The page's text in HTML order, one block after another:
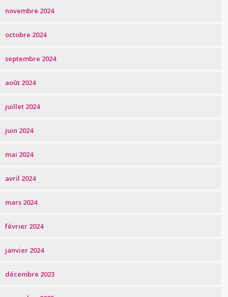
novembre 2024
octobre 2024
septembre 2024
août 2024
juillet 2024
juin 2024
mai 2024
avril 2024
mars 2024
février 2024
janvier 2024
décembre 2023